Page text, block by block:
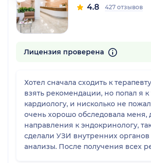
4.8 427 отзывов
Лицензия проверена
Хотел сначала сходить к
взять рекомендации, но попал я к
кардиологу, и нисколько не
очень хорошо обследовала меня,
направления к эндокринологу,
сделали УЗИ внутренних органов
анализы. После получения всех